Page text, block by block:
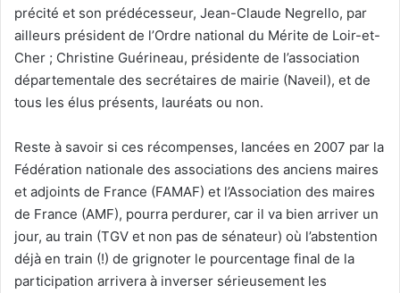
précité et son prédécesseur, Jean-Claude Negrello, par
ailleurs président de l’Ordre national du Mérite de Loir-et-
Cher ; Christine Guérineau, présidente de l’association
départementale des secrétaires de mairie (Naveil), et de
tous les élus présents, lauréats ou non.
Reste à savoir si ces récompenses, lancées en 2007 par la
Fédération nationale des associations des anciens maires
et adjoints de France (FAMAF) et l’Association des maires
de France (AMF), pourra perdurer, car il va bien arriver un
jour, au train (TGV et non pas de sénateur) où l’abstention
déjà en train (!) de grignoter le pourcentage final de la
participation arrivera à inverser sérieusement les